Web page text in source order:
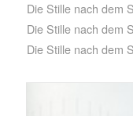
Die Stille nach dem
Die Stille nach dem
Die Stille nach dem